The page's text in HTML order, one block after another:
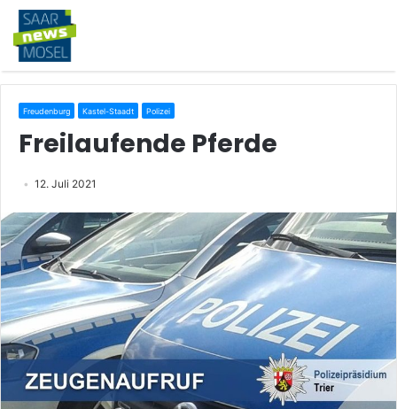
Freudenburg Kastel-Staadt Polizei
Freilaufende Pferde
12. Juli 2021